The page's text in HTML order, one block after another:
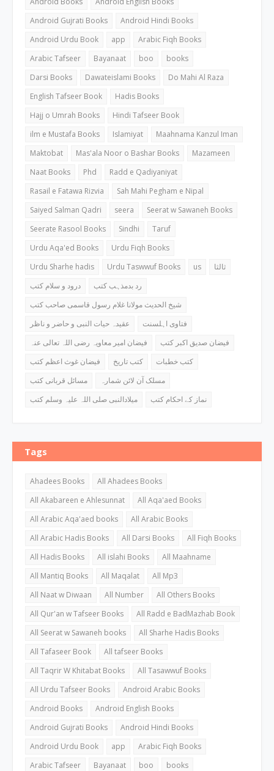
Android Gujrati Books
Android Hindi Books
Android Urdu Book
app
Arabic Fiqh Books
Arabic Tafseer
Bayanaat boo
books
Darsi Books
Dawateislami Books
Do Mahi Al Raza
English Tafseer Book
Hadis Books
Hajj o Umrah Books
Hindi Tafseer Book
ilm e Mustafa Books
Islamiyat
Maahnama Kanzul Iman
Maktobat
Mas'ala Noor o Bashar Books
Mazameen
Naat Books
Phd
Radd e Qadiyaniyat
Rasail e Fatawa Rizvia
Sah Mahi Pegham e Nipal
Saiyed Salman Qadri
seera
Seerat w Sawaneh Books
Seerate Rasool Books
Sindhi
Taruf
Urdu Aqa'ed Books
Urdu Fiqh Books
Urdu Sharhe hadis
Urdu Taswwuf Books us
ثالثا
درود و سلام کتب
رد بدمذہب کتب
شیخ الحدیث مولانا غلام رسول قاسمی صاحب کتب
عقیدہ حیات النبی و حاضر و ناظر
فتاوی اہلسنت
فیضان امیر معاویہ رضی اللہ تعالی عنہ
فیضان صدیق اکبر کتب
فیضان غوث اعظم کتب
کتب تاریخ
کتب خطبات
مسائل قربانی کتب
مسلک آن لائن شمارہ
میلادالنبی صلی اللہ علیہ وسلم کتب
نماز کے احکام کتب
Tags
Ahadees Books
All Ahadees Books
All Akabareen e Ahlesunnat
All Aqa'aed Books
All Arabic Aqa'aed books
All Arabic Books
All Arabic Hadis Books
All Darsi Books
All Fiqh Books
All Hadis Books
All islahi Books
All Maahname
All Mantiq Books
All Maqalat
All Mp3
All Naat w Diwaan
All Number
All Others Books
All Qur'an w Tafseer Books
All Radd e BadMazhab Book
All Seerat w Sawaneh books
All Sharhe Hadis Books
All Tafaseer Book
All tafseer Books
All Taqrir W Khitabat Books
All Tasawwuf Books
All Urdu Tafseer Books
Android Arabic Books
Android Books
Android English Books
Android Gujrati Books
Android Hindi Books
Android Urdu Book
app
Arabic Fiqh Books
Arabic Tafseer
Bayanaat boo
books